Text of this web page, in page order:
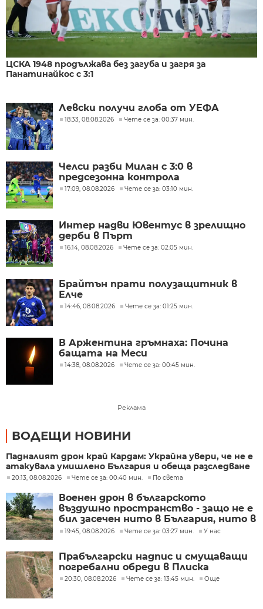
ЦСКА 1948 продължава без загуба и загря за
Панатинайкос с 3:1
Левски получи глоба от УЕФА
18:33, 08.08.2026 Чете се за: 00:37 мин.
Челси разби Милан с 3:0 в
предсезонна контрола
17:09, 08.08.2026 Чете се за: 03:10 мин.
Интер надви Ювентус в зрелищно
дерби в Пърт
16:14, 08.08.2026 Чете се за: 02:05 мин.
Брайтън прати полузащитник в
Елче
14:46, 08.08.2026 Чете се за: 01:25 мин.
В Аржентина гръмнаха: Почина
бащата на Меси
14:38, 08.08.2026 Чете се за: 00:45 мин.
Реклама
ВОДЕЩИ НОВИНИ
Падналият дрон край Кардам: Украйна увери, че не е
атакувала умишлено България и обеща разследване
20:13, 08.08.2026 Чете се за: 00:40 мин. По света
Военен дрон в българското
въздушно пространство - защо не е
бил засечен нито в България, нито в
Румъния?
19:45, 08.08.2026 Чете се за: 03:27 мин. У нас
Прабългарски надпис и смущаващи
погребални обреди в Плиска
20:30, 08.08.2026 Чете се за: 13:45 мин. Още